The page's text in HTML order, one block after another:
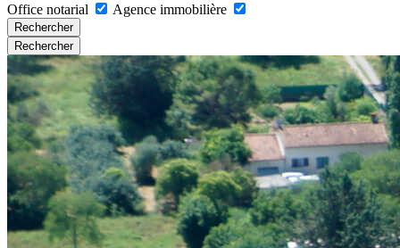
Office notarial Agence immobilière
Rechercher
Rechercher